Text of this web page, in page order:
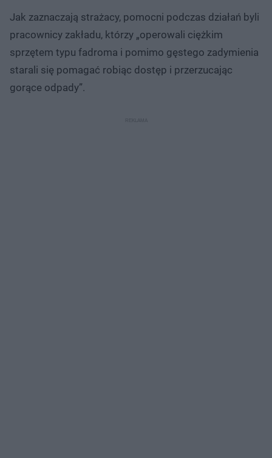
Jak zaznaczają strażacy, pomocni podczas działań byli
pracownicy zakładu, którzy „operowali ciężkim
sprzętem typu fadroma i pomimo gęstego zadymienia
starali się pomagać robiąc dostęp i przerzucając
gorące odpady”.